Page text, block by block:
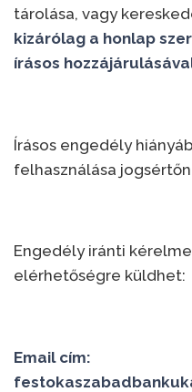
tárolása, vagy
kizárólag a honlap
írásos
Írásos engedély
felhasználása
Engedély iránti
elérhetőségre küldhet:
Email cím: